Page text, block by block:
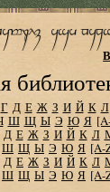
Г Д Е Ж З И Й К Л
Ш Щ Ы Э Ю Я
Д Е Ж З И Й К Л
Ш Щ Ы Э Ю Я [A-
Д Е Ж З И Й К Л
Ш Щ Ы Э Ю Я [A-